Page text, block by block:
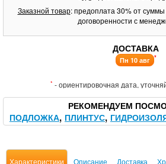
Заказной товар: предоплата 30% от суммы
договоренности с
ДОСТАВКА
Пн 10 авг *
* - ориентировочная дата,
РЕКОМЕНДУЕМ
ПОДЛОЖКА ПЛИНТУС
Характеристики Описание Доставка